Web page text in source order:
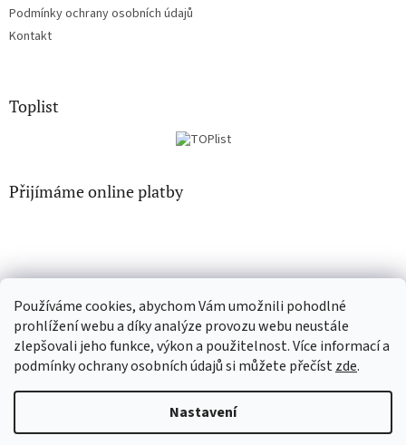
Používáme cookies, abychom Vám umožnili pohodlné
prohlížení webu a díky analýze provozu webu neustále
zlepšovali jeho funkce, výkon a použitelnost. Více informací a
podmínky ochrany osobních údajů si můžete přečístzde.
Nastavení
Podmínky ochrany osobních údajů
Kontakt
Toplist
Přijímáme online platby
EN-filmy.cz CD-Soundtrack.cz
Vytvořil Shoptet